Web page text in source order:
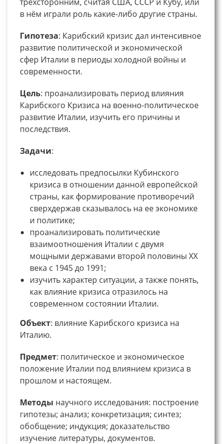
в нём играли роль какие-либо другие страны.
Гипотеза: Карибский кризис дал интенсивное
развитие политической и экономической
сфер Италии в периоды холодной войны и
современности.
Цель: проанализировать период влияния
Карибского Кризиса на военно-политическое
развитие Италии, изучить его причины и
последствия.
Задачи:
исследовать предпосылки Кубинского
кризиса в отношении данной европейской
страны, как формирование противоречий
сверхдержав сказывалось на ее экономике
и политике;
проанализировать политические
взаимоотношения Италии с двумя
мощными державами второй половины XX
века с 1945 до 1991;
изучить характер ситуации, а также понять,
как влияние кризиса отразилось на
современном состоянии Италии.
Объект: влияние Карибского кризиса на
Италию.
Предмет: политическое и экономическое
положение Италии под влиянием кризиса в
прошлом и настоящем.
Методы научного исследования: построение
гипотезы; анализ; конкретизация; синтез;
обобщение; индукция; доказательство
изучение литературы, документов.